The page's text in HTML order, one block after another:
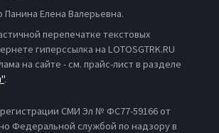
Панина Елена Валерьевна.
перепечатке текстовых
гиперссылка на LOTOSGTRK.RU
на сайте - см. прайс-лист в разделе
.
СМИ Эл № ФС77-59166 от
Федеральной службой по надзору в